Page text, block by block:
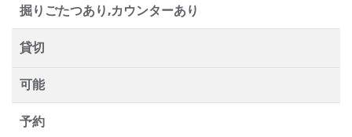
掘りごたつあり,カウンターあり
貸切
可能
予約